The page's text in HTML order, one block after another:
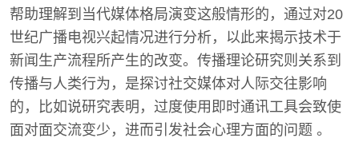
帮助理解到当代媒体格局演变这般情形的，通过对20
世纪广播电视兴起情况进行分析，以此来揭示技术于
新闻生产流程所产生的改变。传播理论研究则关系到
传播与人类行为，是探讨社交媒体对人际交往影响
的，比如说研究表明，过度使用即时通讯工具会致使
面对面交流变少，进而引发社会心理方面的问题 。